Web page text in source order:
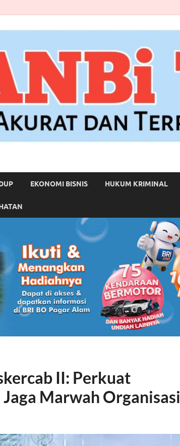
EKONOMI BISNIS HUKUM KRIMINAL
II: Perkuat
Marwah Organisasi